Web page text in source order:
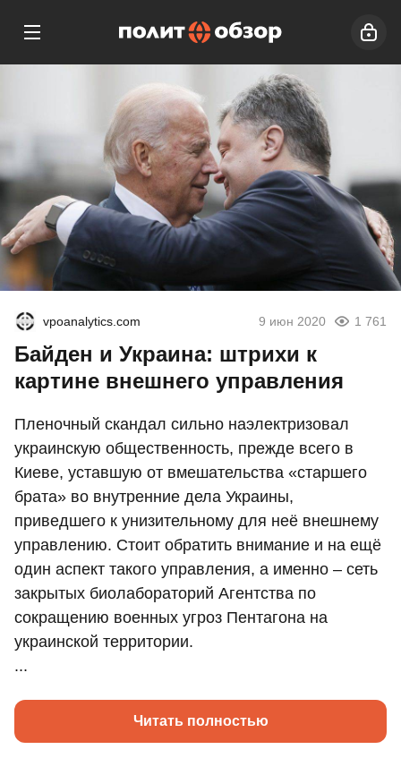
vpoanalytics.com 9 июн 2020 1 761
Байден и Украина: штрихи к
картине внешнего управления
Пленочный скандал сильно наэлектризовал
украинскую общественность, прежде всего в
Киеве, уставшую от вмешательства «старшего
брата» во внутренние дела Украины,
приведшего к унизительному для неё внешнему
управлению. Стоит обратить внимание и на ещё
один аспект такого управления, а именно – сеть
закрытых биолабораторий Агентства по
сокращению военных угроз Пентагона на
украинской территории.
...
Читать полностью